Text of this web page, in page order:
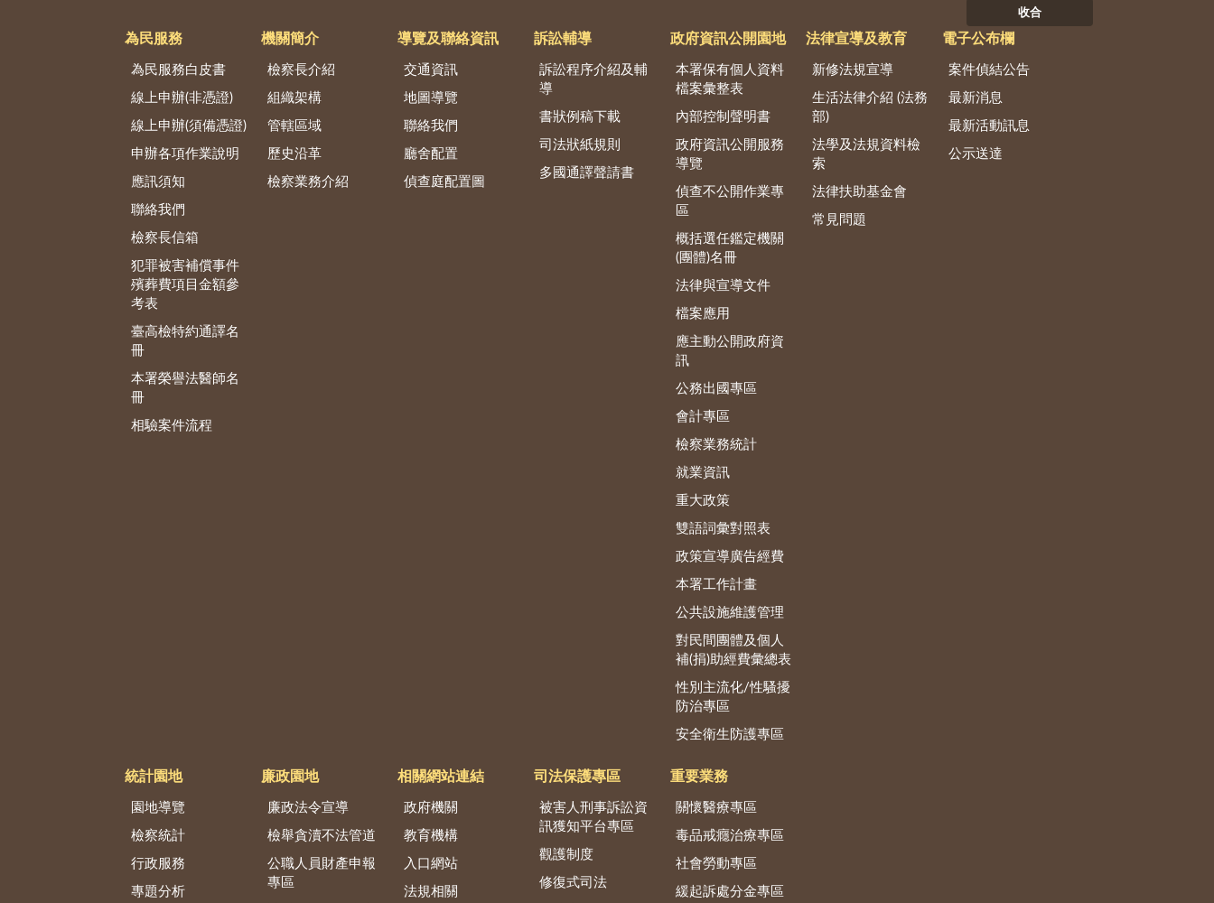
收合
為民服務
為民服務白皮書
線上申辦(非憑證)
線上申辦(須備憑證)
申辦各項作業說明
應訊須知
聯絡我們
檢察長信箱
犯罪被害補償事件
殯葬費項目金額參
考表
臺高檢特約通譯名
冊
本署榮譽法醫師名
冊
相驗案件流程
機關簡介
檢察長介紹
組織架構
管轄區域
歷史沿革
檢察業務介紹
導覽及聯絡資訊
交通資訊
地圖導覽
聯絡我們
廳舍配置
偵查庭配置圖
訴訟輔導
訴訟程序介紹及輔
導
書狀例稿下載
司法狀紙規則
多國通譯聲請書
政府資訊公開園地
本署保有個人資料
檔案彙整表
內部控制聲明書
政府資訊公開服務
導覽
偵查不公開作業專
區
概括選任鑑定機關
(團體)名冊
法律與宣導文件
檔案應用
應主動公開政府資
訊
公務出國專區
會計專區
檢察業務統計
就業資訊
重大政策
雙語詞彙對照表
政策宣導廣告經費
本署工作計畫
公共設施維護管理
對民間團體及個人
補(捐)助經費彙總表
性別主流化/性騷擾
防治專區
安全衛生防護專區
法律宣導及教育
新修法規宣導
生活法律介紹 (法務
部)
法學及法規資料檢
索
法律扶助基金會
常見問題
電子公布欄
案件偵結公告
最新消息
最新活動訊息
公示送達
統計園地
園地導覽
檢察統計
行政服務
專題分析
廉政園地
廉政法令宣導
檢舉貪瀆不法管道
公職人員財產申報
專區
相關網站連結
政府機關
教育機構
入口網站
法規相關
司法保護專區
被害人刑事訴訟資
訊獲知平台專區
觀護制度
修復式司法
重要業務
關懷醫療專區
毒品戒癮治療專區
社會勞動專區
緩起訴處分金專區